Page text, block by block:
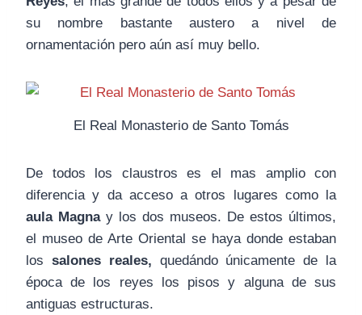
su nombre bastante austero a nivel de
ornamentación pero aún así muy bello.
El Real Monasterio de Santo Tomás
De todos los claustros es el mas amplio con
diferencia y da acceso a otros lugares como la
aula Magnay los dos museos. De estos últimos,
el museo de Arte Oriental se haya donde estaban
los salones reales, quedándo únicamente de la
época de los reyes los pisos y alguna de sus
antiguas estructuras.